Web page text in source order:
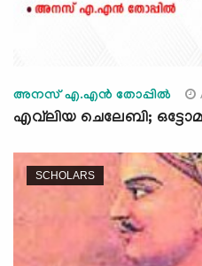
അനസ് എ.എന്‍ തോപ്പില്‍
എവ്‌ലിയ ചെലേബി;
SCHOLARS